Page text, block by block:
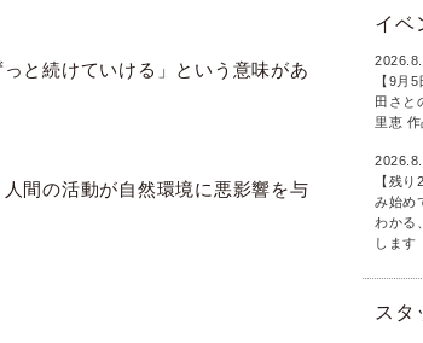
と続けていける」という意味があ
間の活動が自然環境に悪影響を与
イベ
【9月
田さと
里恵 作
【残
み始め
わかる
します
スタ